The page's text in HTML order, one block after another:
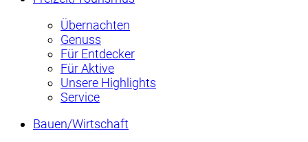
Übernachten
Genuss
Für Entdecker
Für Aktive
Unsere Highlights
Service
Bauen/Wirtschaft